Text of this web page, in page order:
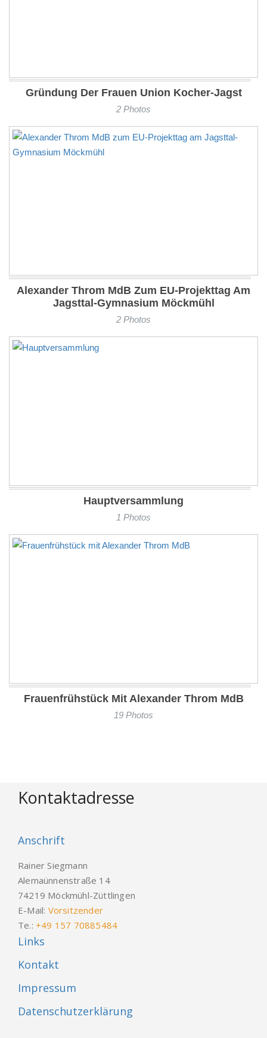
Gründung Der Frauen Union Kocher-Jagst
2 Photos
Alexander Throm MdB Zum EU-Projekttag Am
Jagsttal-Gymnasium Möckmühl
2 Photos
Hauptversammlung
1 Photos
Frauenfrühstück Mit Alexander Throm MdB
19 Photos
Kontaktadresse
Anschrift
Rainer Siegmann
Alemaünnenstraße 14
74219 Möckmühl-Züttlingen
E-Mail: Vorsitzender
Te.: +49 157 70885484
Links
Kontakt
Impressum
Datenschutzerklärung